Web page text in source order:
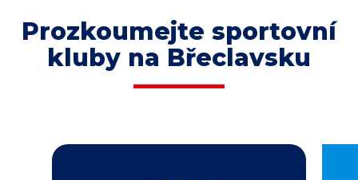
Prozkoumejte sportovní
kluby na Břeclavsku